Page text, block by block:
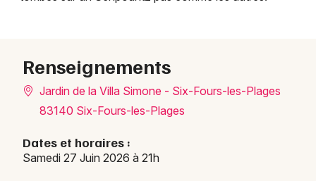
Renseignements
Jardin de la Villa Simone - Six-Fours-les-Plages
83140 Six-Fours-les-Plages
Dates et horaires :
Samedi 27 Juin 2026 à 21h